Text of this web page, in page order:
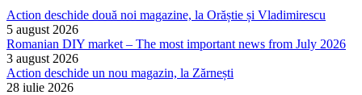
Action deschide două noi magazine, la Orăștie și Vladimirescu
5 august 2026
Romanian DIY market – The most important news from July 2026
3 august 2026
Action deschide un nou magazin, la Zărnești
28 iulie 2026